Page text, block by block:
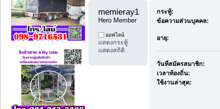
Hero Member
ออฟไลน์
แสดงกระทู้
แสดงสถิติ
กระทู้:
ข้อความส่วนบุคคล:
อายุ:
วันที่สมัครสมาชิก:
เวลาท้องถิ่น:
ใช้งานล่าสุด: